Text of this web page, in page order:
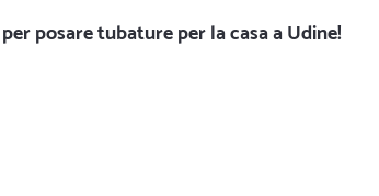
posare tubature per la casa a Udine!